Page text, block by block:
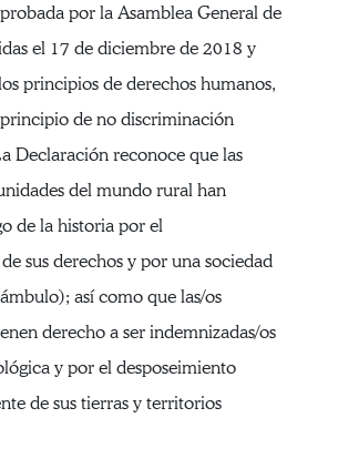
por la Asamblea General de
el 17 de diciembre de 2018 y
principios de derechos humanos,
de no discriminación
Declaración reconoce que las
del mundo rural han
de la historia por el
sus derechos y por una sociedad
así como que las/os
derecho a ser indemnizadas/os
y por el desposeimiento
de sus tierras y territorios